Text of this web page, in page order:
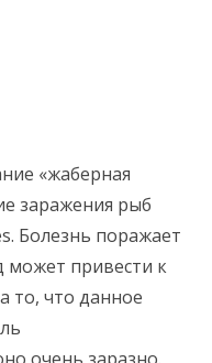
«жаберная
заражения рыб
Болезнь поражает
может привести к
то, что данное